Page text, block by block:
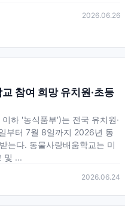
2026.06.26
참여 희망 유치원·초등
하 '농식품부')는 전국 유치원·
부터 7월 8일까지 2026년 동
는다. 동물사랑배움학교는 미
및 ...
2026.06.24